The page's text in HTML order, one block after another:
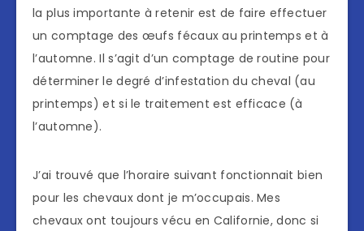
la plus importante à retenir est de faire effectuer
un comptage des œufs fécaux au printemps et à
l’automne. Il s’agit d’un comptage de routine pour
déterminer le degré d’infestation du cheval (au
printemps) et si le traitement est efficace (à
l’automne).
J’ai trouvé que l’horaire suivant fonctionnait bien
pour les chevaux dont je m’occupais. Mes
chevaux ont toujours vécu en Californie, donc si